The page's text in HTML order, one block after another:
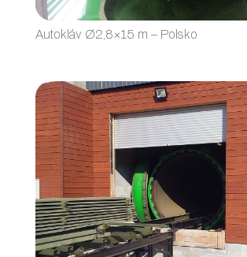
Autokláv Ø2,8×15 m – Polsko